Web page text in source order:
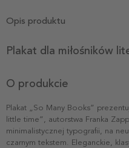
Opis produktu
Plakat dla miłośników
O produkcie
Plakat „So Many Books”
little time”, autorstwa Franka
minimalistycznej typografii, na
czarnym tekstem. Eleganckie,